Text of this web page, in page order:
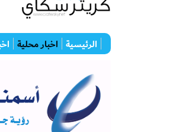
الرئيسية اخبار محلية